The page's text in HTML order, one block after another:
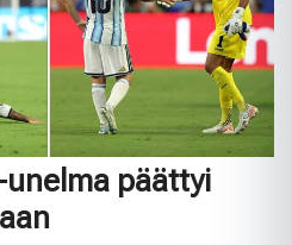
unelma päättyi